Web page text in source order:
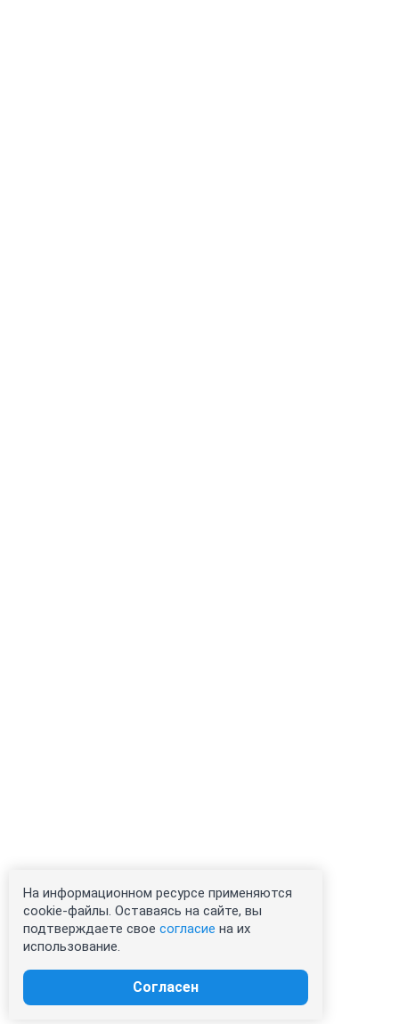
На информационном ресурсе применяются
cookie-файлы. Оставаясь на сайте, вы
подтверждаете свое согласие на их
использование.
Согласен